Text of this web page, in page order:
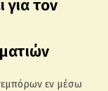
για τον
εν μέσω